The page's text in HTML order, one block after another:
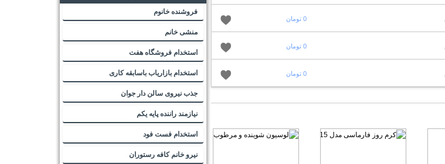
0 تومان
0 تومان
0 تومان
فروشنده خانوم
منشی خانم
استخدام فروشگاه هفت
استخدام بازاریاب باسابقه کاری
جذب نیروی سالن دار جوان
نیازمند راننده پایه یکم
استخدام فست فود
نیرو خانم کافه رستوران